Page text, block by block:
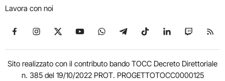
Lavora con noi
Seguici su Facebook
Seguici su Instagram
Seguici su X
Seguici su YouTube
Seguici su WhatsApp
Seguici su Telegram
Seguici su TikTok
Seguici su
Seguici
Sito realizzato con il contributo bando TOCC Decreto Direttoriale
n. 385 del 19/10/2022 PROT. PROGETTOTOCC0000125